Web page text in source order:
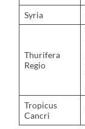
Syria
Thurifera
Regio
Tropicus
Cancri